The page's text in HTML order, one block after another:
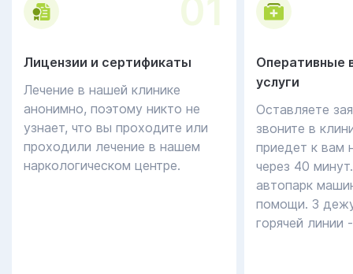
01
Лицензии и сертификаты
Лечение в нашей клинике
анонимно, поэтому никто не
узнает, что вы проходите или
проходили лечение в нашем
наркологическом центре.
Оперативные
услуги
Оставляете
звоните в
приедет к вам
через 40
автопарк
помощи. 3
горячей линии